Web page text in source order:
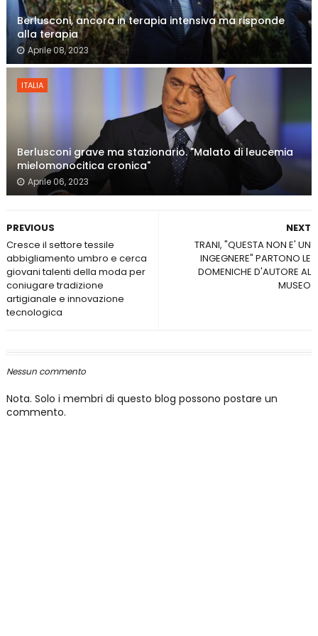
Berlusconi, ancora in terapia intensiva ma risponde
alla terapia
Aprile 08, 2023
ITALIA
Berlusconi grave ma stazionario. "Malato di leucemia
mielomonocitica cronica"
Aprile 06, 2023
NEXT
TRANI, "QUESTA NON E' UN
INGEGNERE" PARTONO LE
DOMENICHE D'AUTORE AL
MUSEO
PREVIOUS
Cresce il settore tessile
abbigliamento umbro e cerca
giovani talenti della moda per
coniugare tradizione
artigianale e innovazione
tecnologica
Nessun commento
Nota. Solo i membri di questo blog possono postare un
commento.